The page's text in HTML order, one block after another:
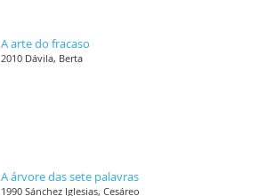
A arte do fracaso
2010 Dávila, Berta
A árvore das sete palavras
1990 Sánchez Iglesias, Cesáreo